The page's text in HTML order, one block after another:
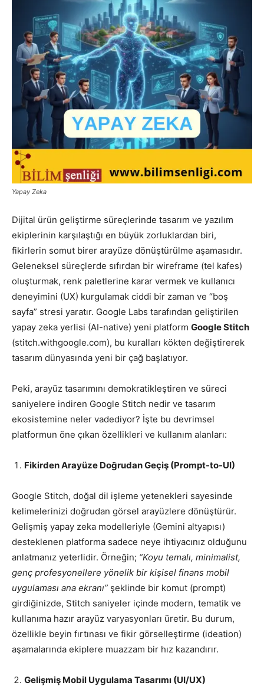
Yapay Zeka
Dijital ürün geliştirme süreçlerinde tasarım ve yazılım
ekiplerinin karşılaştığı en büyük zorluklardan biri,
fikirlerin somut birer arayüze dönüştürülme aşamasıdır.
Geleneksel süreçlerde sıfırdan bir wireframe (tel kafes)
oluşturmak, renk paletlerine karar vermek ve kullanıcı
deneyimini (UX) kurgulamak ciddi bir zaman ve “boş
sayfa” stresi yaratır. Google Labs tarafından geliştirilen
yapay zeka yerlisi (AI-native) yeni platform Google Stitch
(stitch.withgoogle.com), bu kuralları kökten değiştirerek
tasarım dünyasında yeni bir çağ başlatıyor.
Peki, arayüz tasarımını demokratikleştiren ve süreci
saniyelere indiren Google Stitch nedir ve tasarım
ekosistemine neler vadediyor? İşte bu devrimsel
platformun öne çıkan özellikleri ve kullanım alanları:
Fikirden Arayüze Doğrudan Geçiş (Prompt-to-UI)
Google Stitch, doğal dil işleme yetenekleri sayesinde
kelimelerinizi doğrudan görsel arayüzlere dönüştürür.
Gelişmiş yapay zeka modelleriyle (Gemini altyapısı)
desteklenen platforma sadece neye ihtiyacınız olduğunu
anlatmanız yeterlidir. Örneğin; “Koyu temalı, minimalist,
genç profesyonellere yönelik bir kişisel finans mobil
uygulaması ana ekranı” şeklinde bir komut (prompt)
girdiğinizde, Stitch saniyeler içinde modern, tematik ve
kullanıma hazır arayüz varyasyonları üretir. Bu durum,
özellikle beyin fırtınası ve fikir görselleştirme (ideation)
aşamalarında ekiplere muazzam bir hız kazandırır.
Gelişmiş Mobil Uygulama Tasarımı (UI/UX)